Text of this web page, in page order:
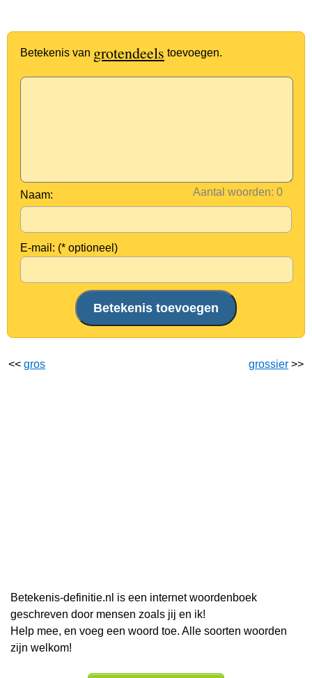
Betekenis van grotendeels toevoegen.
Aantal woorden:
Naam:
E-mail: (* optioneel)
<< gros grossier >>
Betekenis-definitie.nl is een internet woordenboek
geschreven door mensen zoals jij en ik!
Help mee, en voeg een woord toe. Alle soorten woorden
zijn welkom!